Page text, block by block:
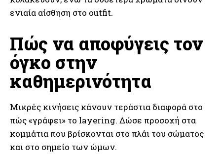
ενιαία αίσθηση στο outfit.
Πώς να αποφύγεις τον
όγκο στην
καθημερινότητα
Μικρές κινήσεις κάνουν τεράστια διαφορά στο
πώς «γράφει» το layering. Δώσε προσοχή στα
κομμάτια που βρίσκονται στο πλάι του σώματος
και στο σημείο των ώμων.